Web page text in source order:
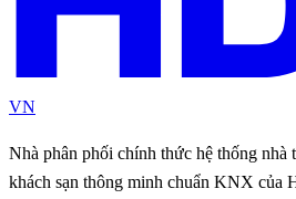
VN
Nhà phân phối chính thức hệ thống nhà
khách sạn thông minh chuẩn KNX của